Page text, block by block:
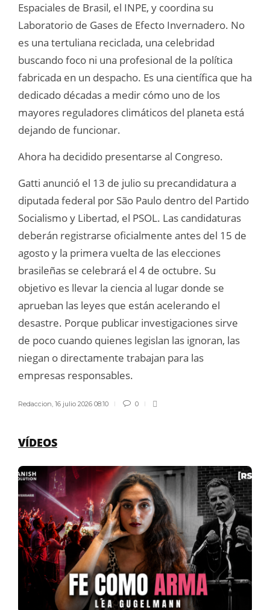
Espaciales de Brasil, el INPE, y coordina su
Laboratorio de Gases de Efecto Invernadero. No
es una tertuliana reciclada, una celebridad
buscando foco ni una profesional de la política
fabricada en un despacho. Es una científica que ha
dedicado décadas a medir cómo uno de los
mayores reguladores climáticos del planeta está
dejando de funcionar.
Ahora ha decidido presentarse al Congreso.
Gatti anunció el 13 de julio su precandidatura a
diputada federal por São Paulo dentro del Partido
Socialismo y Libertad, el PSOL. Las candidaturas
deberán registrarse oficialmente antes del 15 de
agosto y la primera vuelta de las elecciones
brasileñas se celebrará el 4 de octubre. Su
objetivo es llevar la ciencia al lugar donde se
aprueban las leyes que están acelerando el
desastre. Porque publicar investigaciones sirve
de poco cuando quienes legislan las ignoran, las
niegan o directamente trabajan para las
empresas responsables.
Redaccion, 16 julio 2026 08:10 0
VÍDEOS